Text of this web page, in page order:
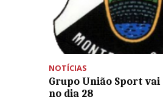
NOTÍCIAS
Grupo União Sport vai
no dia 28